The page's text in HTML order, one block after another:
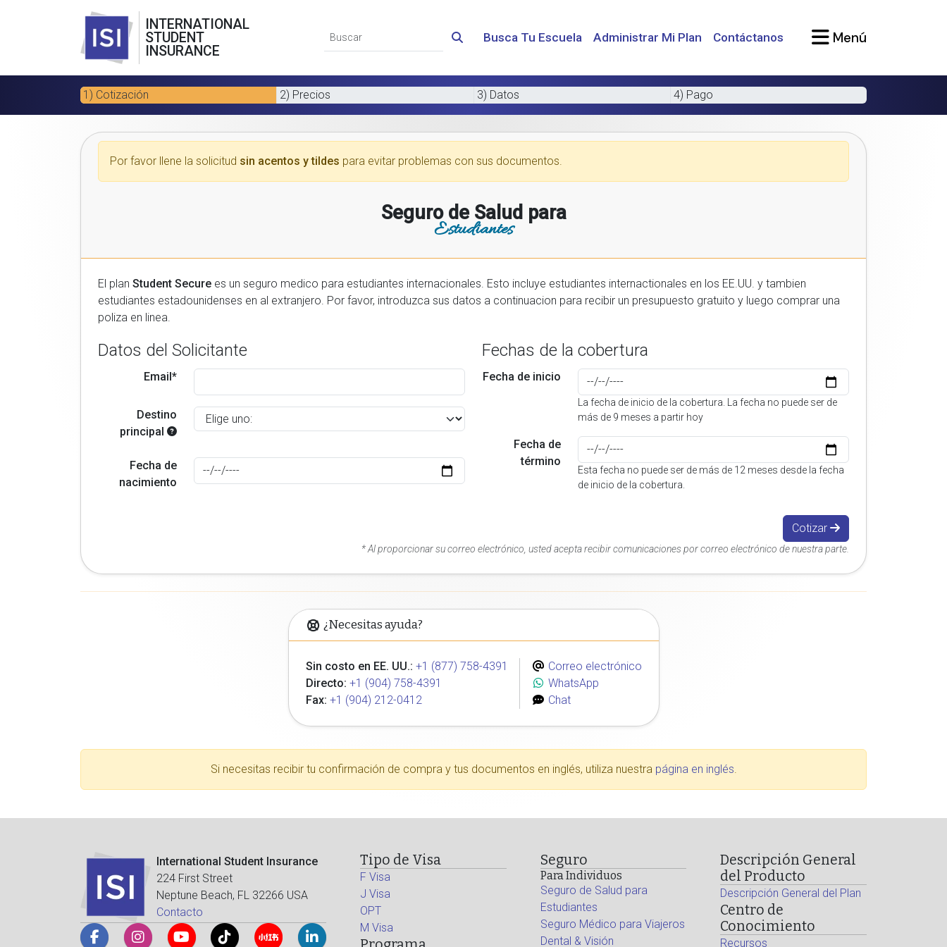
INTERNATIONAL
STUDENT
INSURANCE
Busca Tu Escuela Administrar Mi Plan Contáctanos Menú
1) Cotización 2) Precios 3) Datos 4) Pago
Por favor llene la solicitud sin acentos y tildes para evitar problemas con sus documentos.
Seguro de Salud para
Estudiantes
El plan Student Secure es un seguro medico para estudiantes internacionales. Esto incluye estudiantes internactionales en los EE.UU. y tambien
estudiantes estadounidenses en al extranjero. Por favor, introduzca sus datos a continuacion para recibir un presupuesto gratuito y luego comprar una
poliza en linea.
Datos del Solicitante
Email*
Destino
principal
Fecha de
nacimiento
Fechas de la cobertura
Fecha de inicio
La fecha de inicio de la cobertura. La fecha no puede ser de
más de 9 meses a partir hoy
Fecha de
término
Esta fecha no puede ser de más de 12 meses desde la fecha
de inicio de la cobertura.
Cotizar
* Al proporcionar su correo electrónico, usted acepta recibir comunicaciones por correo electrónico de nuestra parte.
¿Necesitas ayuda?
Sin costo en EE. UU.: +1 (877) 758-4391
Directo: +1 (904) 758-4391
Fax: +1 (904) 212-0412
Correo electrónico
WhatsApp
Chat
Si necesitas recibir tu confirmación de compra y tus documentos en inglés, utiliza nuestra página en inglés.
International Student Insurance
224 First Street
Neptune Beach, FL 32266 USA
Contacto
Tipo de Visa
F Visa
J Visa
OPT
M Visa
Seguro
Para Individuos
Seguro de Salud para
Estudiantes
Seguro Médico para Viajeros
Dental & Visión
Descripción General
del Producto
Descripción General del Plan
Centro de
Conocimiento
Recursos